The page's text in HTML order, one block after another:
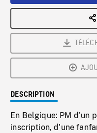
DESCRIPTION
En Belgique: PM d'un
inscription, d'une